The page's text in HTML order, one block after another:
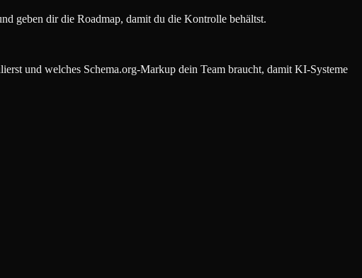
geben dir die Roadmap, damit du die Kontrolle behältst.
und welches Schema.org-Markup dein Team braucht, damit KI-Systeme